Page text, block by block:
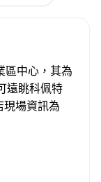
區中心，其為
遠眺科佩特
現場資訊為